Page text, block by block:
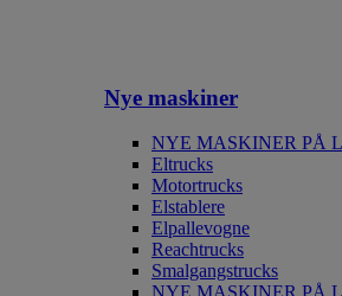
Nye maskiner
NYE MASKINER PÅ
Eltrucks
Motortrucks
Elstablere
Elpallevogne
Reachtrucks
Smalgangstrucks